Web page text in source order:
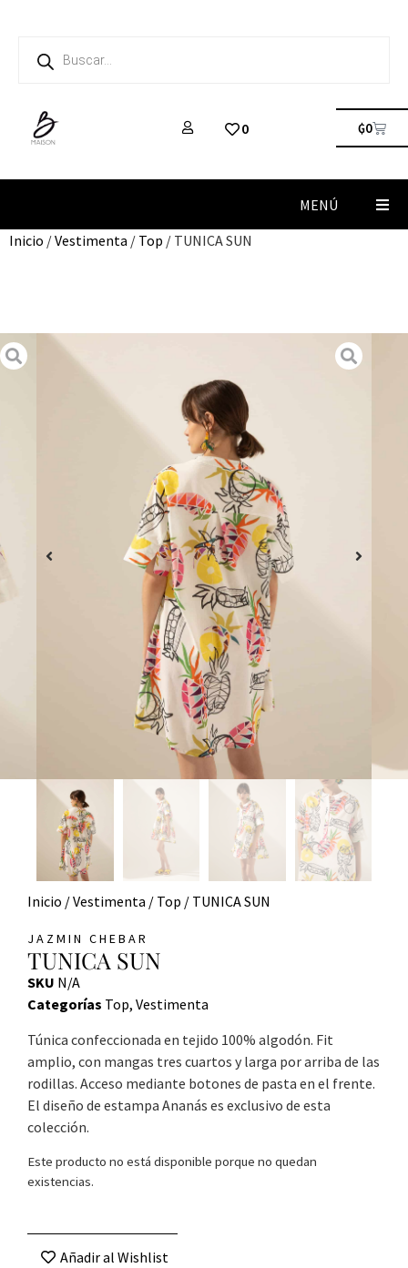
0 ₲0
MENÚ
Inicio /Vestimenta / Top / TUNICA SUN
Inicio /Vestimenta / Top / TUNICA SUN
JAZMIN CHEBAR
TUNICA SUN
SKU N/A
Categorías Top, Vestimenta
Túnica confeccionada en tejido 100% algodón. Fit
amplio, con mangas tres cuartos y larga por arriba de las
rodillas. Acceso mediante botones de pasta en el frente.
El diseño de estampa Ananás es exclusivo de esta
colección.
Este producto no está disponible porque no quedan
existencias.
Añadir al Wishlist